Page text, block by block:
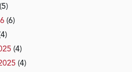
(5)
(6)
(4)
(4)